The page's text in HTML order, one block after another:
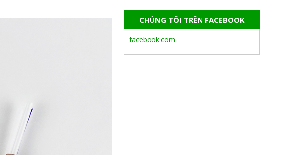
CHÚNG TÔI TRÊN FACEBOOK
facebook.com